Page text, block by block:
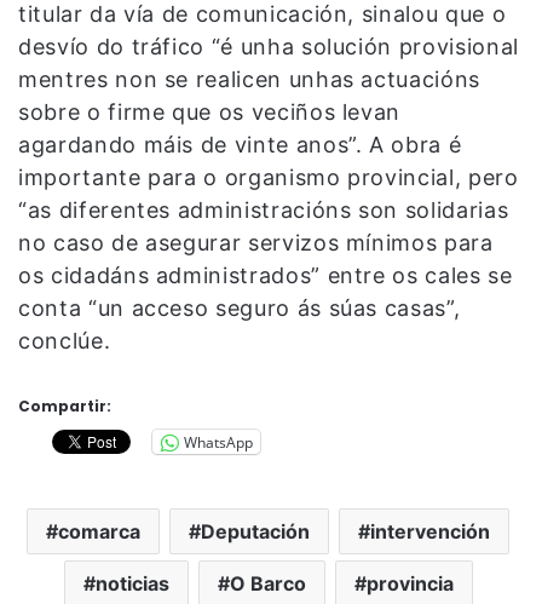
titular da vía de comunicación, sinalou que o
desvío do tráfico “é unha solución provisional
mentres non se realicen unhas actuacións
sobre o firme que os veciños levan
agardando máis de vinte anos”. A obra é
importante para o organismo provincial, pero
“as diferentes administracións son solidarias
no caso de asegurar servizos mínimos para
os cidadáns administrados” entre os cales se
conta “un acceso seguro ás súas casas”,
conclúe.
Compartir:
WhatsApp
comarca Deputación intervención
noticias O Barco provincia